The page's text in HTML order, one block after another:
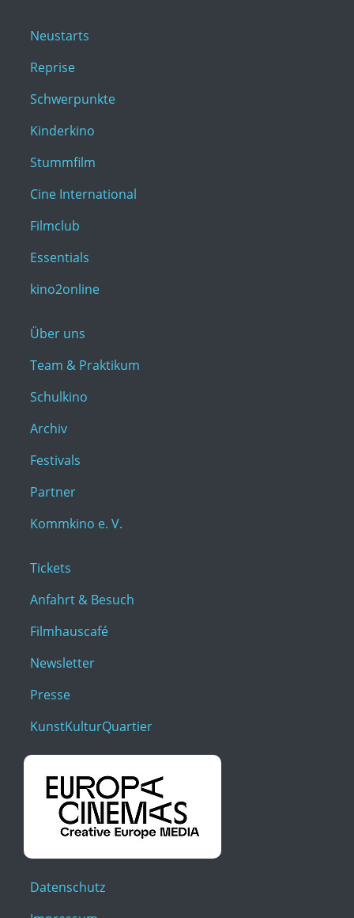
Neustarts
Reprise
Schwerpunkte
Kinderkino
Stummfilm
Cine International
Filmclub
Essentials
kino2online
Über uns
Team & Praktikum
Schulkino
Archiv
Festivals
Partner
Kommkino e. V.
Tickets
Anfahrt & Besuch
Filmhauscafé
Newsletter
Presse
KunstKulturQuartier
Datenschutz